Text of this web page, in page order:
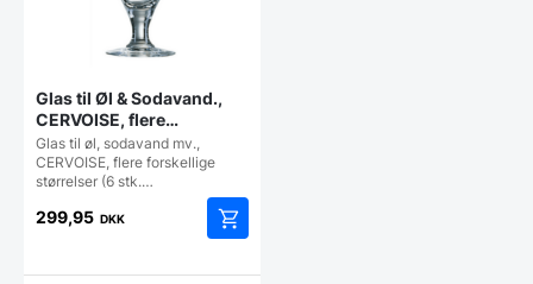
Glas til Øl & Sodavand.,
CERVOISE, flere
størrelser (6 stk.) (50 CL)
Glas til øl, sodavand mv.,
CERVOISE, flere forskellige
størrelser (6 stk.…
299,95 DKK